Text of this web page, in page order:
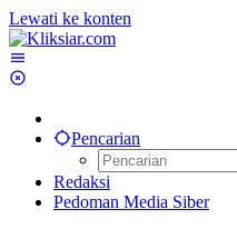
Lewati ke konten
Pencarian
Redaksi
Pedoman Media Siber